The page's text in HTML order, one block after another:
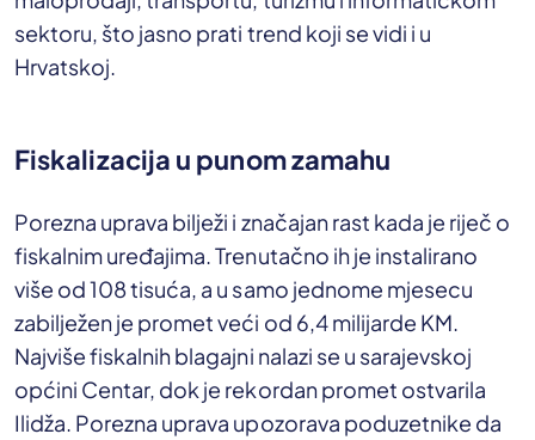
sektoru, što jasno prati trend koji se vidi i u
Hrvatskoj.
Fiskalizacija u punom zamahu
Porezna uprava bilježi i značajan rast kada je riječ o
fiskalnim uređajima. Trenutačno ih je instalirano
više od 108 tisuća, a u samo jednome mjesecu
zabilježen je promet veći od 6,4 milijarde KM.
Najviše fiskalnih blagajni nalazi se u sarajevskoj
općini Centar, dok je rekordan promet ostvarila
Ilidža. Porezna uprava upozorava poduzetnike da